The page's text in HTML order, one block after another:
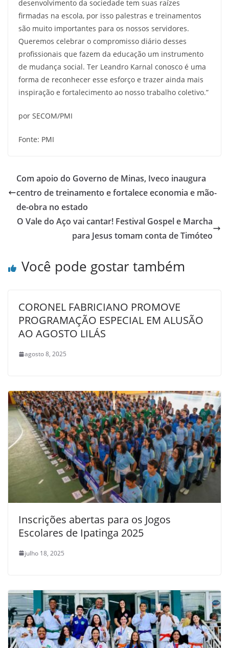
desenvolvimento da sociedade tem suas raízes
firmadas na escola, por isso palestras e treinamentos
são muito importantes para os nossos servidores.
Queremos celebrar o compromisso diário desses
profissionais que fazem da educação um instrumento
de mudança social. Ter Leandro Karnal conosco é uma
forma de reconhecer esse esforço e trazer ainda mais
inspiração e fortalecimento ao nosso trabalho coletivo.”
por SECOM/PMI
Fonte: PMI
Com apoio do Governo de Minas, Iveco inaugura
centro de treinamento e fortalece economia e mão-
de-obra no estado
O Vale do Aço vai cantar! Festival Gospel e Marcha
para Jesus tomam conta de Timóteo
Você pode gostar também
CORONEL FABRICIANO PROMOVE
PROGRAMAÇÃO ESPECIAL EM ALUSÃO
AO AGOSTO LILÁS
agosto 8, 2025
Inscrições abertas para os Jogos
Escolares de Ipatinga 2025
julho 18, 2025